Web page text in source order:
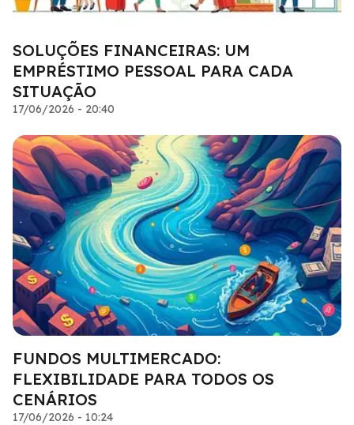
SOLUÇÕES FINANCEIRAS: UM
EMPRÉSTIMO PESSOAL PARA CADA
SITUAÇÃO
17/06/2026 - 20:40
FUNDOS MULTIMERCADO:
FLEXIBILIDADE PARA TODOS OS
CENÁRIOS
17/06/2026 - 10:24